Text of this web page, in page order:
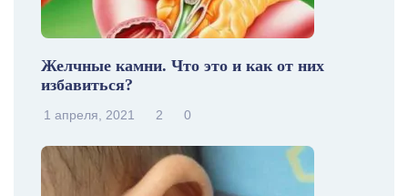
Желчные камни. Что это и как от них
избавиться?
1 апреля, 2021 2 0